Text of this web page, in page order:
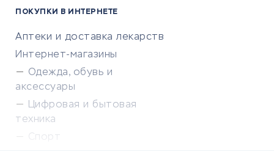
ПОКУПКИ В ИНТЕРНЕТЕ
Аптеки и доставка лекарств
Интернет-магазины
Одежда, обувь и
аксессуары
Цифровая и бытовая
техника
Спорт